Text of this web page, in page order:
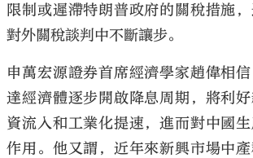
限制或遲滯特朗普政府的關稅措施
對外關稅談判中不斷讓步。
申萬宏源證券首席經濟學家趙偉相
達經濟體逐步開啟降息周期，將利
資流入和工業化提速，進而對中國
作用。他又謂，近年來新興市場中